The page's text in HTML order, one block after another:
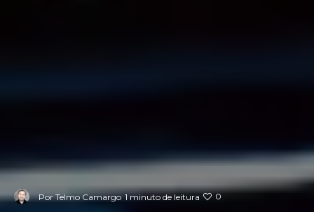
PorTelmo Camargo 1 minuto de leitura 0